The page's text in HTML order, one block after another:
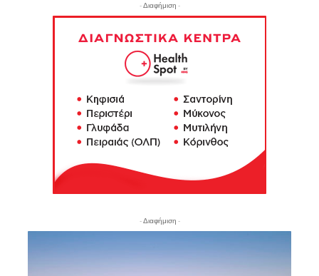
- Διαφήμιση -
- Διαφήμιση -